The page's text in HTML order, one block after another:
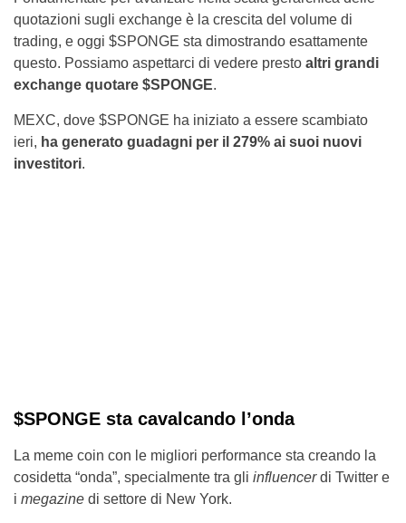
quotazioni sugli exchange è la crescita del volume di
trading, e oggi $SPONGE sta dimostrando esattamente
questo. Possiamo aspettarci di vedere presto altri grandi
exchange quotare $SPONGE.
MEXC, dove $SPONGE ha iniziato a essere scambiato
ieri, ha generato guadagni per il 279% ai suoi nuovi
investitori.
$SPONGE sta cavalcando l’onda
La meme coin con le migliori performance sta creando la
cosidetta “onda”, specialmente tra gli influencerdi Twitter e
i megazine di settore di New York.